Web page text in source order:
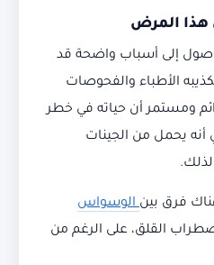
هذا المرض
إلى أسباب واضحة قد
الأطباء والفحوصات
ومستمر أن حياته في خطر
يحمل من الجينات
لذلك.
فرق بينالوسواس
القلق، على الرغم من